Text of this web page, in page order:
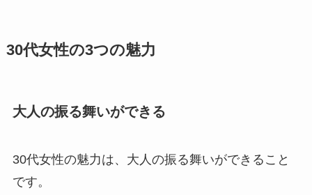
30代女性の3つの魅力
大人の振る舞いができる
30代女性の魅力は、大人の振る舞いができること
です。